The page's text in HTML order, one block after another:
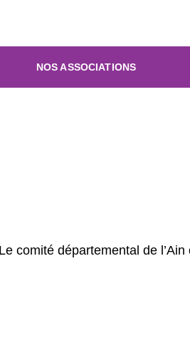
NOS ASSOCIATIONS
Le comité départemental de l’Ain